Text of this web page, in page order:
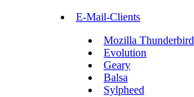
E-Mail-Clients
Mozilla Thunderbird
Evolution
Geary
Balsa
Sylpheed